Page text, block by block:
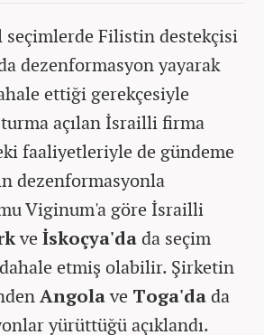
seçimlerde Filistin destekçisi
dezenformasyon yayarak
ettiği gerekçesiyle
açılan İsrailli firma
faaliyetleriyle de gündeme
dezenformasyonla
Viginum'a göre İsrailli
ve İskoçya'dada seçim
etmiş olabilir. Şirketin
Angolave Toga'dada
yürüttüğü açıklandı.